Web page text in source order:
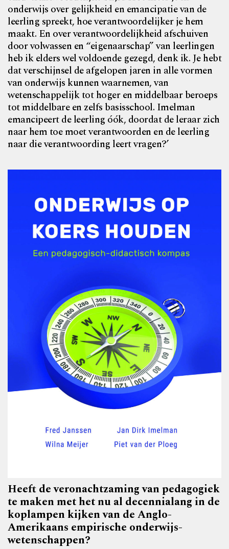
onderwijs over gelijkheid en emancipatie van de
leerling spreekt, hoe verantwoordelijker je hem
maakt. En over verantwoordelijkheid afschuiven
door volwassen en “eigenaarschap” van leerlingen
heb ik elders wel voldoende gezegd, denk ik. Je hebt
dat verschijnsel de afgelopen jaren in alle vormen
van onderwijs kunnen waarnemen, van
wetenschappelijk tot hoger en middelbaar beroeps
tot middelbare en zelfs basisschool. Imelman
emancipeert de leerling óók, doordat de leraar zich
naar hem toe moet verantwoorden en de leerling
naar die verantwoording leert vragen?’
Heeft de veronachtzaming van pedagogiek
te maken met het nu al decennialang in de
koplampen kijken van de Anglo-
Amerikaans empirische onderwijs­
wetenschappen?